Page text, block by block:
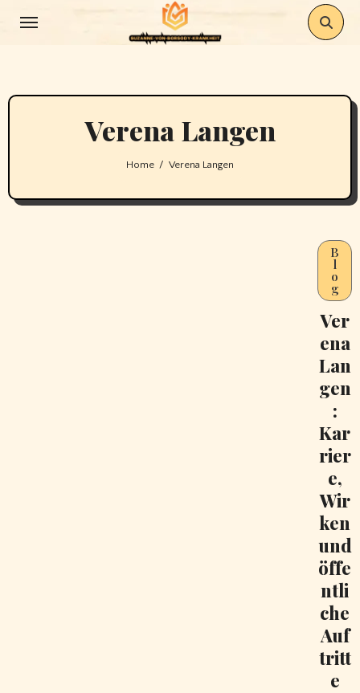
Verena Langen
Home Verena Langen
B
l
o
g
Ver
ena
Lan
gen
:
Kar
rier
e,
Wir
ken
und
öffe
ntli
che
Auf
tritt
e